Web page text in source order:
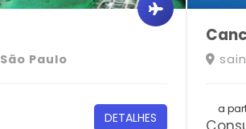
São Paulo
DETALHES
a